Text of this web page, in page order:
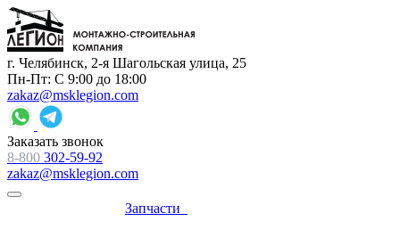
г. Челябинск, 2-я Шагольская улица, 25
Пн-Пт: С 9:00 до 18:00
zakaz@msklegion.com
Заказать звонок
8-800 302-59-92
zakaz@msklegion.com
Запчасти